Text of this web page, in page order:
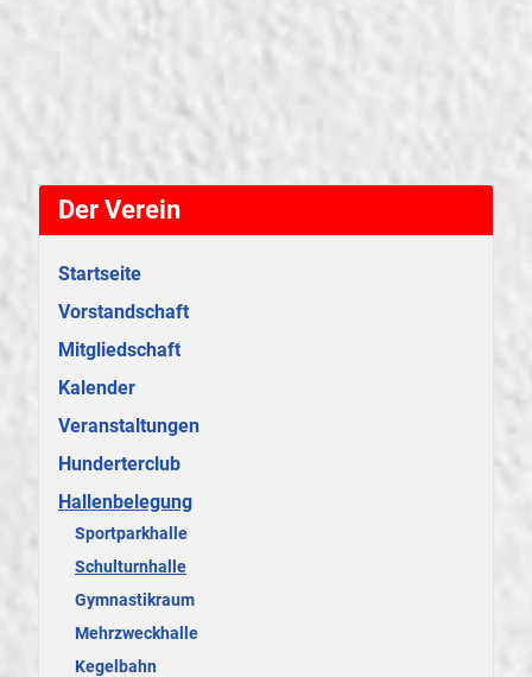
Der Verein
Startseite
Vorstandschaft
Mitgliedschaft
Kalender
Veranstaltungen
Hunderterclub
Hallenbelegung
Sportparkhalle
Schulturnhalle
Gymnastikraum
Mehrzweckhalle
Kegelbahn